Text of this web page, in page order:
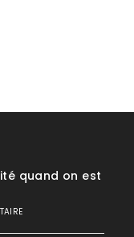
quand on est